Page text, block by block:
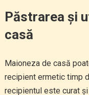
Păstrarea și
casă
Maioneza de casă
recipient ermetic timp
recipientul este curat